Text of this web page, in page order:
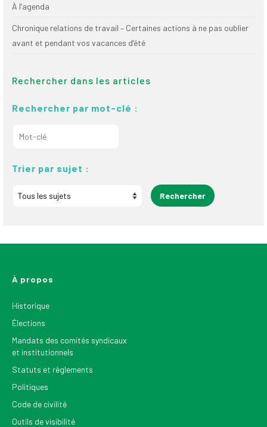
À l’agenda
Chronique relations de travail – Certaines actions à ne pas oublier
avant et pendant vos vacances d’été
Rechercher dans les articles
Rechercher par mot-clé :
Trier par sujet :
À propos
Historique
Élections
Mandats des comités syndicaux
et institutionnels
Statuts et règlements
Politiques
Code de civilité
Outils de visibilité